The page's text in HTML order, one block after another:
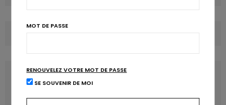
COMMENTS(0)
LATEST POSTS
MOT DE PASSE
RENOUVELEZ VOTRE MOT DE PASSE
SE SOUVENIR DE MOI